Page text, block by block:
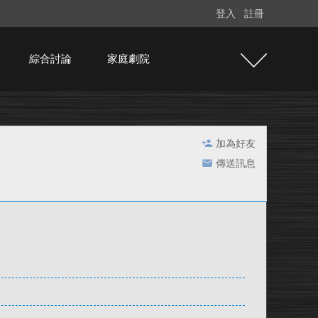
登入 註冊
綜合討論 家庭劇院
加為好友
傳送訊息